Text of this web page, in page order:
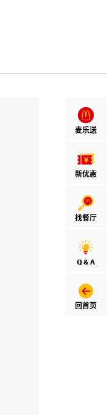
麦乐送
新优惠
找餐厅
Q & A
回首页